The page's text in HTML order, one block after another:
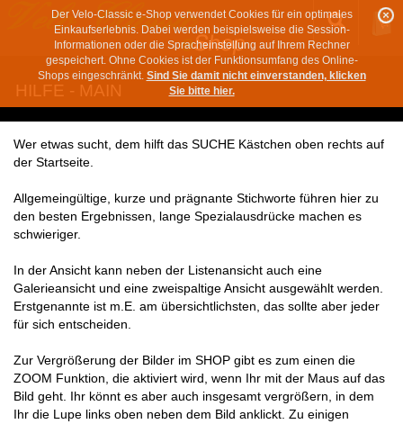
Der Velo-Classic e-Shop verwendet Cookies für ein optimales
Einkaufserlebnis. Dabei werden beispielsweise die Session-
Informationen oder die Spracheinstellung auf Ihrem Rechner
gespeichert. Ohne Cookies ist der Funktionsumfang des Online-
Shops eingeschränkt. Sind Sie damit nicht einverstanden, klicken
Sie bitte hier.
HILFE - MAIN
Wer etwas sucht, dem hilft das SUCHE Kästchen oben rechts auf
der Startseite.
Allgemeingültige, kurze und prägnante Stichworte führen hier zu
den besten Ergebnissen, lange Spezialausdrücke machen es
schwieriger.
In der Ansicht kann neben der Listenansicht auch eine
Galerieansicht und eine zweispaltige Ansicht ausgewählt werden.
Erstgenannte ist m.E. am übersichtlichsten, das sollte aber jeder
für sich entscheiden.
Zur Vergrößerung der Bilder im SHOP gibt es zum einen die
ZOOM Funktion, die aktiviert wird, wenn Ihr mit der Maus auf das
Bild geht. Ihr könnt es aber auch insgesamt vergrößern, in dem
Ihr die Lupe links oben neben dem Bild anklickt. Zu einigen